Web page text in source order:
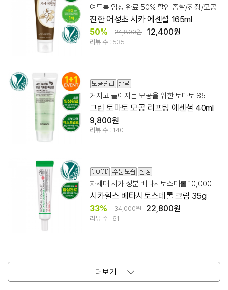
여드름 임상 완료 50% 할인 좁쌀/진정/모공
진한 어성초 시카 에센셜 165ml
50% 24,800원 12,400원
리뷰 수 : 535
커지고 늘어지는 모공을 위한 토마토 85
그린 토마토 모공 리프팅 에센셜 40ml
9,800원
리뷰 수 : 140
차세대 시카 성분 베타시토스테롤 10,000ppm + 판테놀
시카힐스 베타시토스테롤 크림 35g
33% 34,000원 22,800원
리뷰 수 : 61
더보기